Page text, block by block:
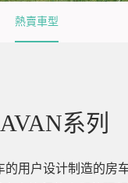
熱賣車型
系列
的用户设计制造的房